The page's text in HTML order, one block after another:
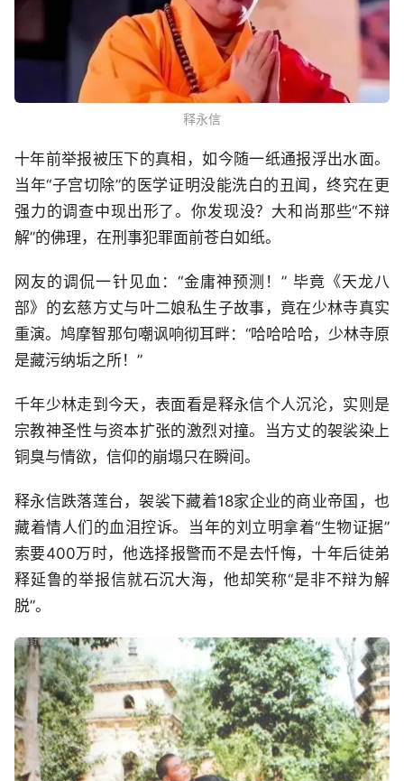
释永信
十年前举报被压下的真相，如今随一纸通报浮出水面。
当年“子宫切除”的医学证明没能洗白的丑闻，终究在更
强力的调查中现出形了。你发现没？大和尚那些“不辩
解”的佛理，在刑事犯罪面前苍白如纸。
网友的调侃一针见血：“金庸神预测！” 毕竟《天龙八
部》的玄慈方丈与叶二娘私生子故事，竟在少林寺真实
重演。鸠摩智那句嘲讽响彻耳畔：“哈哈哈哈，少林寺原
是藏污纳垢之所！”
千年少林走到今天，表面看是释永信个人沉沦，实则是
宗教神圣性与资本扩张的激烈对撞。当方丈的袈裟染上
铜臭与情欲，信仰的崩塌只在瞬间。
释永信跌落莲台，袈裟下藏着18家企业的商业帝国，也
藏着情人们的血泪控诉。当年的刘立明拿着“生物证据”
索要400万时，他选择报警而不是去忏悔，十年后徒弟
释延鲁的举报信就石沉大海，他却笑称“是非不辩为解
脱”。